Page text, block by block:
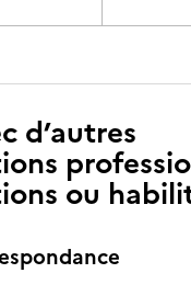
d’autres
ou